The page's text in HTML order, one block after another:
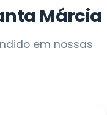
Márcia
em nossas